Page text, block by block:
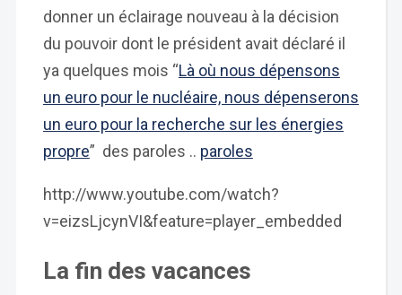
donner un éclairage nouveau à la décision
du pouvoir dont le président avait déclaré il
ya quelques mois “Là où nous dépensons
un euro pour le nucléaire, nous dépenserons
un euro pour la recherche sur les énergies
propre” des paroles .. paroles
http://www.youtube.com/watch?
v=eizsLjcynVI&feature=player_embedded
La fin des vacances